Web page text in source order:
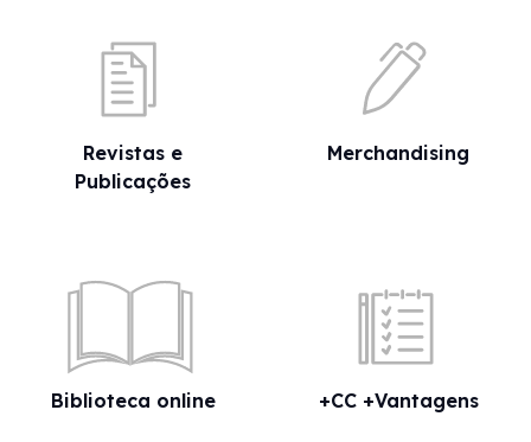
Revistas e
Publicações
Merchandising
Biblioteca online +CC +Vantagens